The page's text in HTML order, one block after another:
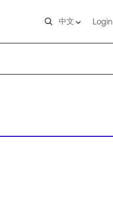
中文 Login